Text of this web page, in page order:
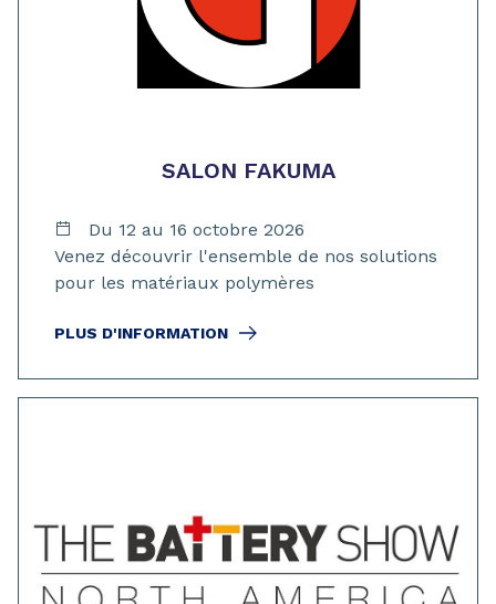
SALON FAKUMA
Du 12 au 16 octobre 2026
Venez découvrir l'ensemble de nos solutions
pour les matériaux polymères
PLUS D'INFORMATION